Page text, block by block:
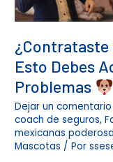
¿Contrataste
Esto Debes
Problemas
Dejar un comentario
coach de seguros,
mexicanas
Mascotas / Por
Evitar
Problemas